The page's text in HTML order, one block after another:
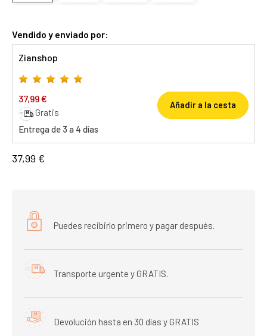
Vendido y enviado por:
Zianshop
37,99 €
Gratis
Entrega de 3 a 4 días
Añadir a la cesta
37,99 €
Puedes recibirlo primero y pagar después.
Transporte urgente y GRATIS.
Devolución hasta en 30 días y GRATIS